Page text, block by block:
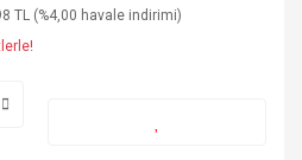
TL (%4,00 havale indirimi)